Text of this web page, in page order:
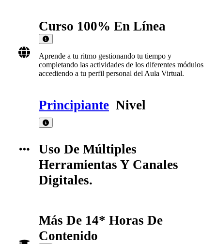
Curso 100% En Línea
Aprende a tu ritmo gestionando tu tiempo y
completando las actividades de los diferentes módulos
accediendo a tu perfil personal del Aula Virtual.
Principiante Nivel
Uso De Múltiples
Herramientas Y Canales
Digitales.
Más De 14* Horas De
Contenido